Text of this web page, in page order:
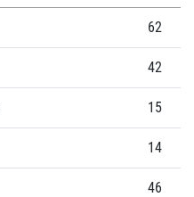
62
42
15
14
46